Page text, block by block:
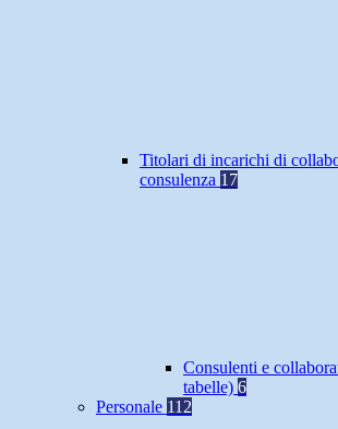
Titolari di incarichi di
consulenza 17
Consulenti e
tabelle) 6
Personale 112